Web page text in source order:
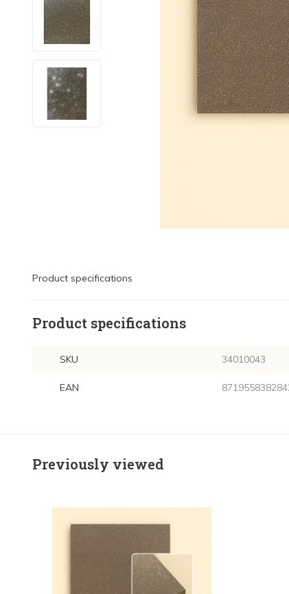
Product specifications
Product specifications
SKU 34010043
EAN
Previously viewed